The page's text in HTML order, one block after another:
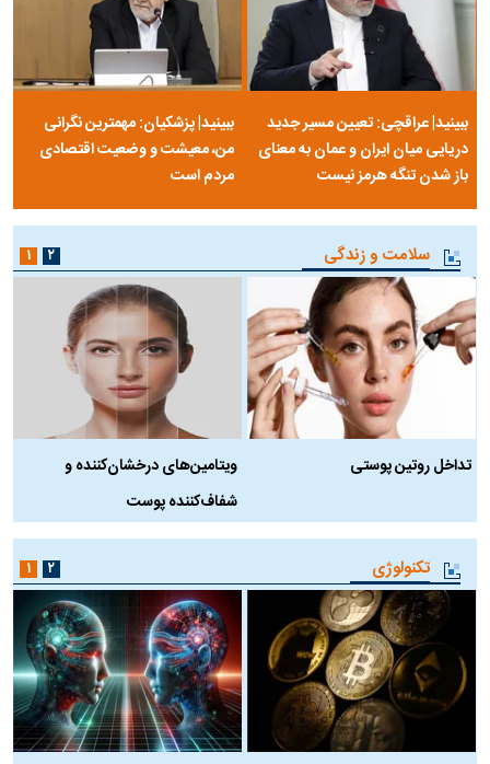
ببینید| عراقچی: تعیین مسیر جدید
دریایی میان ایران و عمان به معنای
باز شدن تنگه هرمز نیست
ببینید| پزشکیان: مهمترین نگرانی
من، معیشت و وضعیت اقتصادی
مردم است
سلامت و زندگی
تداخل روتین پوستی
ویتامین‌های درخشان‌کننده و
شفاف‌کننده پوست
۱ ۲
تکنولوژی ۱ ۲